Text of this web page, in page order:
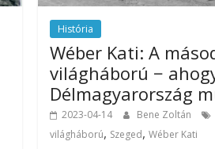
História
Wéber Kati: A
világháború −
Délmagyarország
2023-04-14 Bene Zoltán
világháború, Szeged,Wéber Kati